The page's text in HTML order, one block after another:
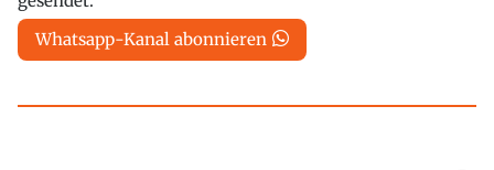
Whatsapp-Kanal abonnieren